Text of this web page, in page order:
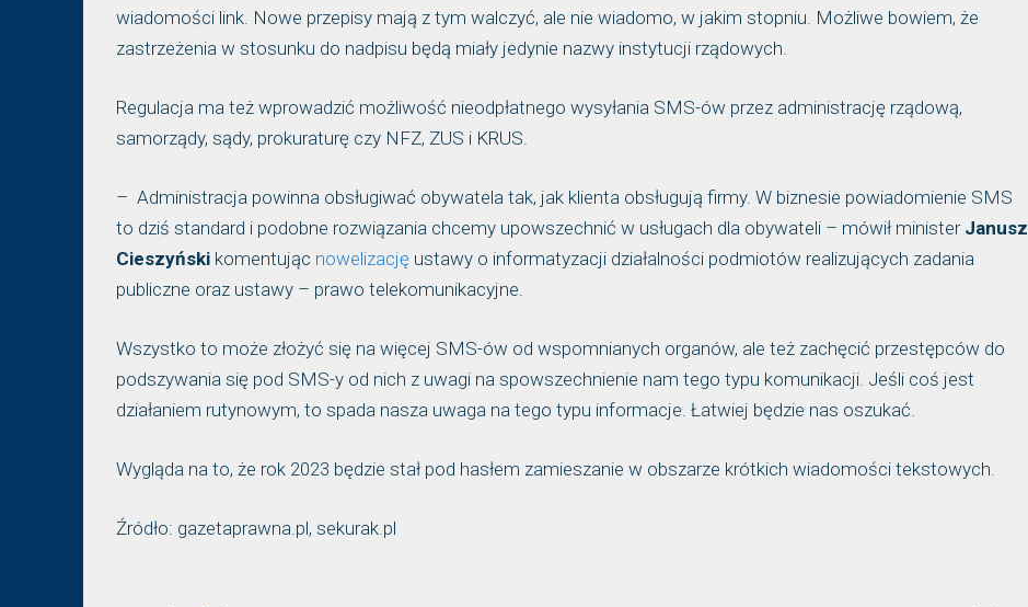
wiadomości link. Nowe przepisy mają z tym walczyć, ale nie wiadomo, w jakim stopniu. Możliwe bowiem, że
zastrzeżenia w stosunku do nadpisu będą miały jedynie nazwy instytucji rządowych.
Regulacja ma też wprowadzić możliwość nieodpłatnego wysyłania SMS-ów przez administrację rządową,
samorządy, sądy, prokuraturę czy NFZ, ZUS i KRUS.
– Administracja powinna obsługiwać obywatela tak, jak klienta obsługują firmy. W biznesie powiadomienie SMS
to dziś standard i podobne rozwiązania chcemy upowszechnić w usługach dla obywateli – mówił minister Janusz
Cieszyński komentując nowelizację ustawy o informatyzacji działalności podmiotów realizujących zadania
publiczne oraz ustawy – prawo telekomunikacyjne.
Wszystko to może złożyć się na więcej SMS-ów od wspomnianych organów, ale też zachęcić przestępców do
podszywania się pod SMS-y od nich z uwagi na spowszechnienie nam tego typu komunikacji. Jeśli coś jest
działaniem rutynowym, to spada nasza uwaga na tego typu informacje. Łatwiej będzie nas oszukać.
Wygląda na to, że rok 2023 będzie stał pod hasłem zamieszanie w obszarze krótkich wiadomości tekstowych.
Źródło: gazetaprawna.pl, sekurak.pl